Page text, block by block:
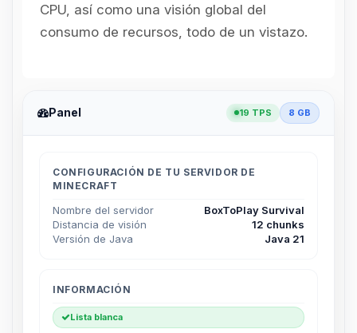
CPU, así como una visión global del
consumo de recursos, todo de un vistazo.
Panel 19 TPS 8 GB
CONFIGURACIÓN DE TU SERVIDOR DE
MINECRAFT
Nombre del servidor
BoxToPlay Survival
Distancia de visión
12 chunks
Versión de Java
Java 21
INFORMACIÓN
Lista blanca